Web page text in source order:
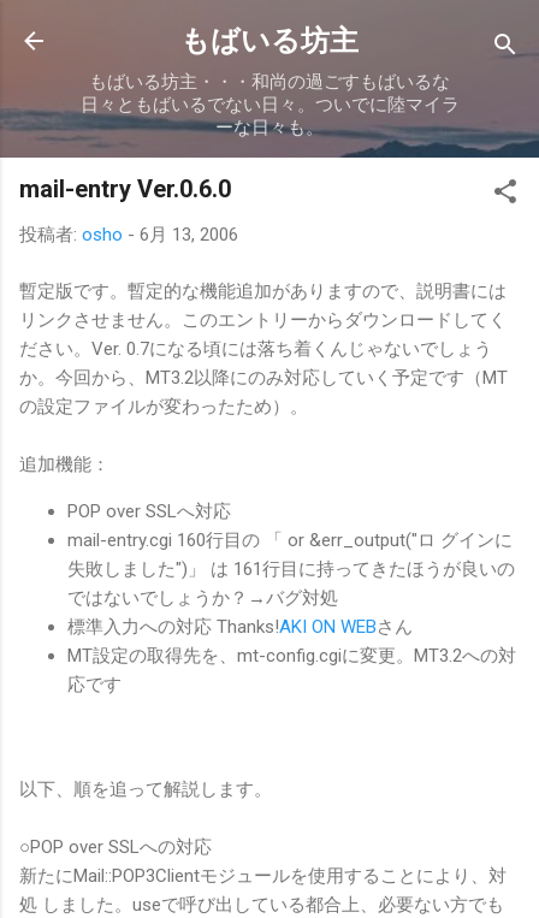
スキップしてメイン コンテンツに移動
もばいる坊主
もばいる坊主・・・和尚の過ごすもばいるな
日々ともばいるでない日々。ついでに陸マイラ
ーな日々も。
mail-entry Ver.0.6.0
投稿者: osho - 6月 13, 2006
暫定版です。暫定的な機能追加がありますので、説明書には
リンクさせません。このエントリーからダウンロードしてく
ださい。Ver. 0.7になる頃には落ち着くんじゃないでしょう
か。今回から、MT3.2以降にのみ対応していく予定です（MT
の設定ファイルが変わったため）。
追加機能：
POP over SSLへ対応
mail-entry.cgi 160行目の 「 or &err_output("ロ グインに
失敗しました")」 は 161行目に持ってきたほうが良いの
ではないでしょうか？→バグ対処
標準入力への対応 Thanks!AKI ON WEBさん
MT設定の取得先を、mt-config.cgiに変更。MT3.2への対
応です
以下、順を追って解説します。
○POP over SSLへの対応
新たにMail::POP3Clientモジュールを使用することにより、対
処 しました。useで呼び出している都合上、必要ない方でも